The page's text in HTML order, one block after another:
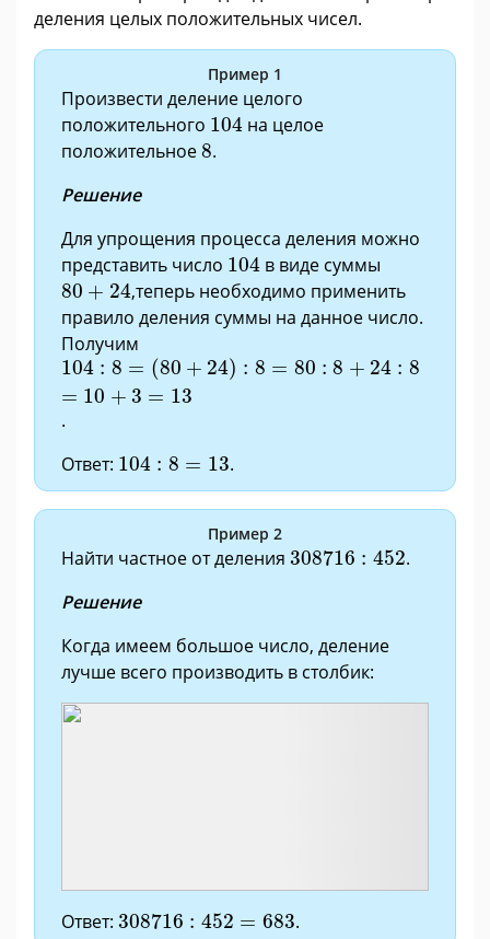
деления целых положительных чисел.
Пример 1
Произвести деление целого
положительного 104
104на целое
положительное8
8.
Решение
Для упрощения процесса деления можно
представить число 104
104в виде суммы
80 + 24
80+24 ,теперь необходимо применить
правило деления суммы на данное число.
Получим
104 : 8 = (80 + 24) : 8 = 80 : 8 + 24 : 8
= 10 + 3 = 13
104:8=(80+24 ) 8=80 :8 24:8=10 +3= 13
.
Ответ: 104 : 8 = 13
104 :8= .
Пример 2
Найти частное от деления 308716 : 452
308716 : 452.
Решение
Когда имеем большое число, деление
лучше всего производить в столбик:
Ответ: 308716 : 452 = 683
308716 : 452= 683 .